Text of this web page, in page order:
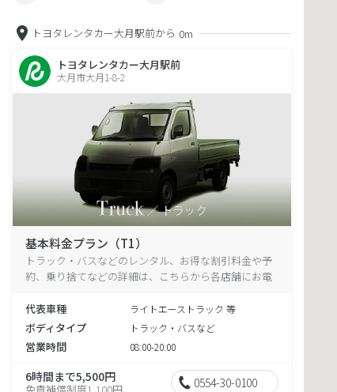
トヨタレンタカー大月駅前から 0m
トヨタレンタカー大月駅前
大月市大月1-8-2
基本料金プラン（T1）
トラック・バスなどのレンタル、お得な割引料金や予
約、乗り捨てなどの詳細は、こちらから各店舗にお電
代表車種
ライトエーストラック 等
ボディタイプ トラック・バスなど
営業時間 08:00-20:00
6時間まで5,500円
免責補償制度1,100円 0554-30-0100